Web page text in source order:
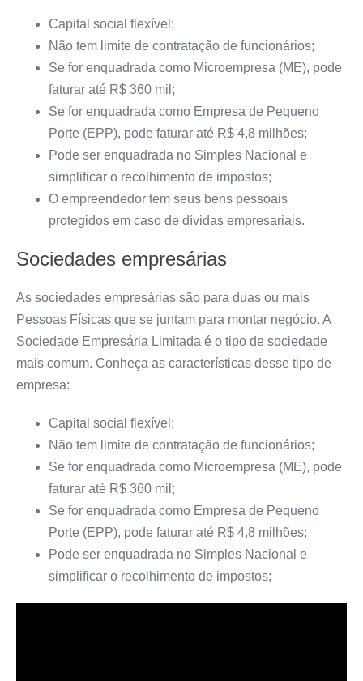
Capital social flexível;
Não tem limite de contratação de funcionários;
Se for enquadrada como Microempresa (ME), pode
faturar até R$ 360 mil;
Se for enquadrada como Empresa de Pequeno
Porte (EPP), pode faturar até R$ 4,8 milhões;
Pode ser enquadrada no Simples Nacional e
simplificar o recolhimento de impostos;
O empreendedor tem seus bens pessoais
protegidos em caso de dívidas empresariais.
Sociedades empresárias
As sociedades empresárias são para duas ou mais
Pessoas Físicas que se juntam para montar negócio. A
Sociedade Empresária Limitada é o tipo de sociedade
mais comum. Conheça as características desse tipo de
empresa:
Capital social flexível;
Não tem limite de contratação de funcionários;
Se for enquadrada como Microempresa (ME), pode
faturar até R$ 360 mil;
Se for enquadrada como Empresa de Pequeno
Porte (EPP), pode faturar até R$ 4,8 milhões;
Pode ser enquadrada no Simples Nacional e
simplificar o recolhimento de impostos;